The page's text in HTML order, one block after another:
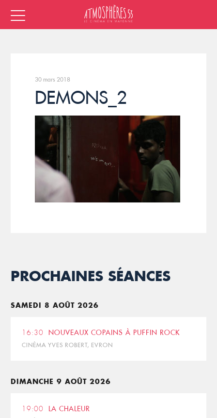
30 mars 2018
DEMONS_2
PROCHAINES SÉANCES
SAMEDI 8 AOÛT 2026
16:30 NOUVEAUX COPAINS À PUFFIN ROCK
CINÉMA YVES ROBERT, EVRON
DIMANCHE 9 AOÛT 2026
19:00 LA CHALEUR